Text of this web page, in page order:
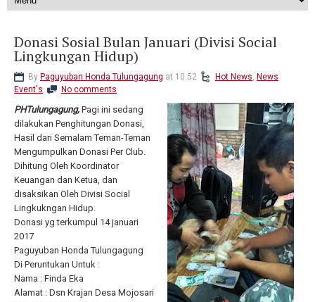
Donasi Sosial Bulan Januari (Divisi Social
Lingkungan Hidup)
By Paguyuban Honda Tulungagung at 10.52 Hot News, News
Event's
No comments
PHTulungagung, Pagi ini sedang
dilakukan Penghitungan Donasi,
Hasil dari Semalam Teman-Teman
Mengumpulkan Donasi Per Club.
Dihitung Oleh Koordinator
Keuangan dan Ketua, dan
disaksikan Oleh Divisi Social
Lingkukngan Hidup.
Donasi yg terkumpul 14 januari
2017
Paguyuban Honda Tulungagung
Di Peruntukan Untuk :
Nama : Finda Eka
Alamat : Dsn Krajan Desa Mojosari